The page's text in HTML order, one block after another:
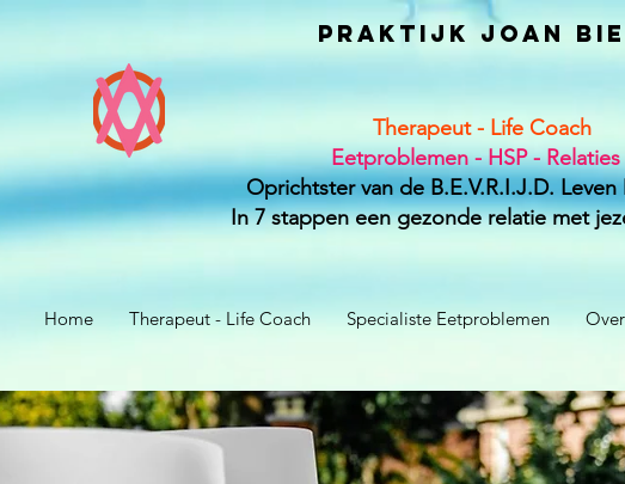
PRAKTIJK JOAN
Therapeut - Life Coach
Eetproblemen - HSP -
Oprichtster van de B.E.V.R.I.J.D.
In 7 stappen een gezonde relatie met
Home Therapeut - Life Coach Specialiste Eetproblemen